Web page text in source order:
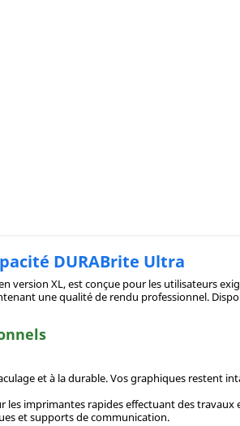
DURABrite Ultra
version XL, est conçue pour les utilisateurs
une qualité de rendu professionnel.
et à la durable. Vos graphiques restent
les imprimantes rapides effectuant des travaux
et supports de communication.